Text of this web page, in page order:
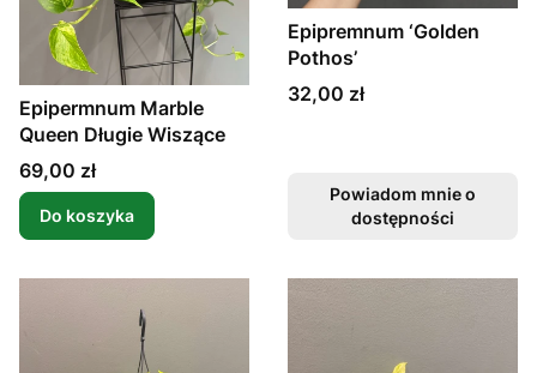
Epipermnum Marble
Queen Długie Wiszące
Cena
69,00 zł
Do koszyka
Epipremnum ‘Golden
Pothos’
Cena
32,00 zł
Powiadom mnie o
dostępności